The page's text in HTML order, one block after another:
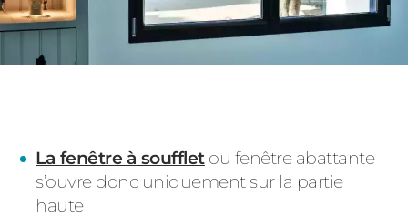
La fenêtre à souffletou fenêtre abattante
s’ouvre donc uniquement sur la partie
haute